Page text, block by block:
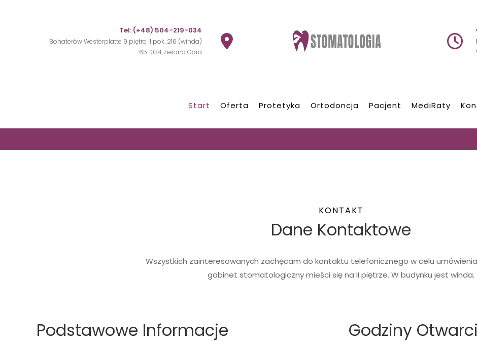
Tel: (+48) 504-219-034
Bohaterów Westerplatte 9 piętro II pok. 216 (winda)
65-034 Zielona Góra
Start Oferta Protetyka Ortodoncja Pacjent MediRaty
KONTAKT
Dane Kontaktowe
Wszystkich zainteresowanych zachęcam do kontaktu telefonicznego w celu
gabinet stomatologiczny mieści się na II piętrze. W budynku jest winda.
Podstawowe Informacje Godziny